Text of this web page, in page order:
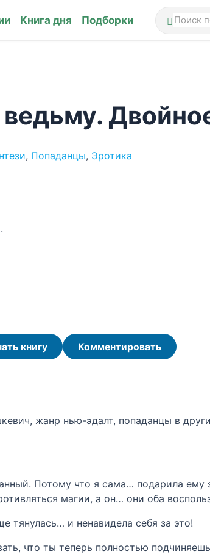
Книга дня Подборки
, Попаданцы, Эротика
книгу Комментировать
жанр нью-эдалт, попаданцы в
Потому что я сама… подарила ему
магии, а он… они оба
тянулась… и ненавидела себя за это!
что ты теперь полностью